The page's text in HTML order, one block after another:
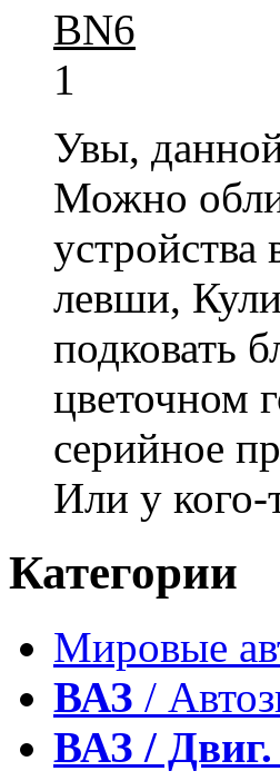
BN6
1
Увы,
Можно
левши,
подковать
цветочном
серийное
Или у кого-
Категории
Мировые
ВАЗ /
ВАЗ / Двиг.